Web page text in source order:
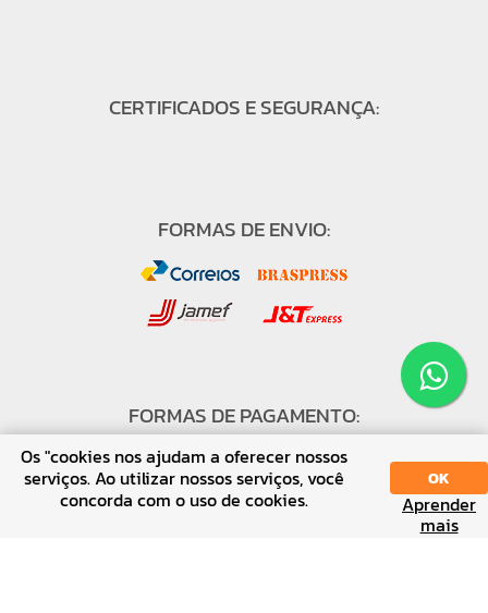
CERTIFICADOS E SEGURANÇA:
FORMAS DE ENVIO:
FORMAS DE PAGAMENTO:
SORT DISPLAY
Os "cookies nos ajudam a oferecer nossos
serviços. Ao utilizar nossos serviços, você
concorda com o uso de cookies.
OK
Aprender
mais